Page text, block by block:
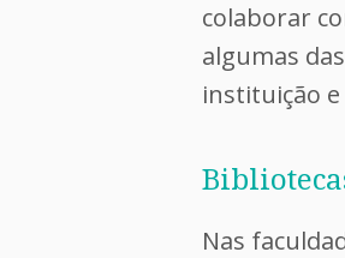
colaborar
algumas
instituição
Nas